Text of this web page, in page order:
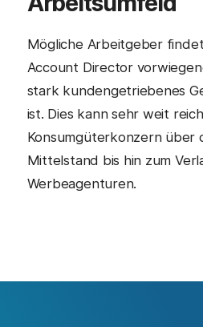
Mögliche Arbeitgeber
Account Director
stark kundengetriebenes
ist. Dies kann sehr weit
Konsumgüterkonzern über
Mittelstand bis hin zum
Werbeagenturen.